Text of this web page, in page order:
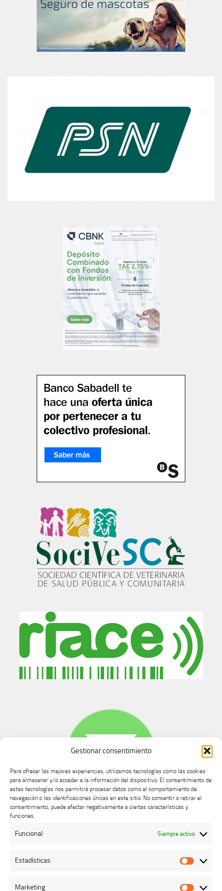
Gestionar consentimiento
Para ofrecer las mejores experiencias, utilizamos tecnologías como las cookies
para almacenar y/o acceder a la información del dispositivo. El consentimiento de
estas tecnologías nos permitirá procesar datos como el comportamiento de
navegación o las identificaciones únicas en este sitio. No consentir o retirar el
consentimiento, puede afectar negativamente a ciertas características y
funciones.
Funcional Siempre activo
Estadísticas
Marketing
Buzón de dudas, quejas y sugerencias